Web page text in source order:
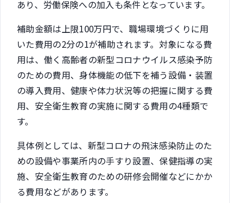
あり、労働保険への加入も条件となっています。
補助金額は上限100万円で、職場環境づくりに用
いた費用の2分の1が補助されます。対象になる費
用は、働く高齢者の新型コロナウイルス感染予防
のための費用、⾝体機能の低下を補う設備・装置
の導⼊費用、健康や体⼒状況等の把握に関する費
用、安全衛⽣教育の実施に関する費用の4種類で
す。
具体例としては、新型コロナの飛沫感染防止のた
めの設備や事業所内の手すり設置、保健指導の実
施、安全衛生教育のための研修会開催などにかか
る費用などがあります。